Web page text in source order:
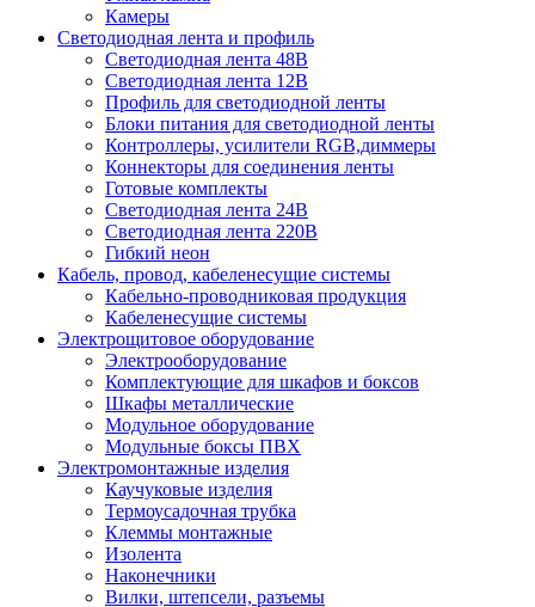
Камеры
Светодиодная лента и профиль
Светодиодная лента 48В
Светодиодная лента 12В
Профиль для светодиодной ленты
Блоки питания для светодиодной ленты
Контроллеры, усилители RGB,диммеры
Коннекторы для соединения ленты
Готовые комплекты
Светодиодная лента 24В
Светодиодная лента 220В
Гибкий неон
Кабель, провод, кабеленесущие системы
Кабельно-проводниковая продукция
Кабеленесущие системы
Электрощитовое оборудование
Электрооборудование
Комплектующие для шкафов и боксов
Шкафы металлические
Модульное оборудование
Модульные боксы ПВХ
Электромонтажные изделия
Каучуковые изделия
Термоусадочная трубка
Клеммы монтажные
Изолента
Наконечники
Вилки, штепсели, разъемы